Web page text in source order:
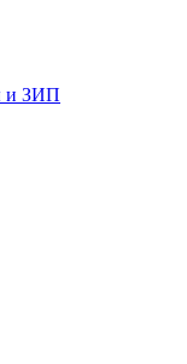
и ЗИП